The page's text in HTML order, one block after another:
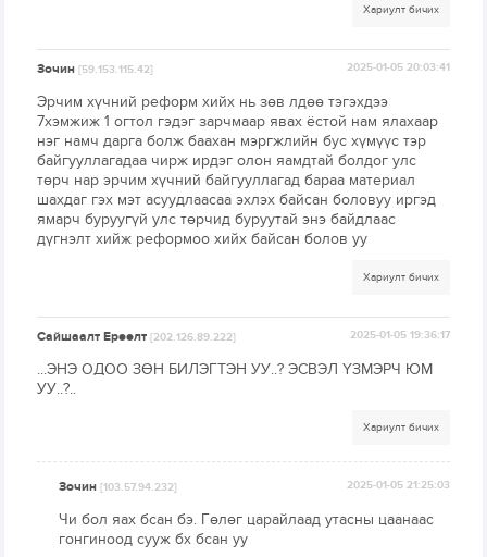
Хариулт бичих
Зочин[59.153.115.42] 2025-01-05 20:03:41
Эрчим хүчний реформ хийх нь зөв лдөө тэгэхдээ
7хэмжиж 1 огтол гэдэг зарчмаар явах ёстой нам ялахаар
нэг намч дарга болж баахан мэргжлийн бус хүмүүс тэр
байгууллагадаа чирж ирдэг олон яамдтай болдог улс
төрч нар эрчим хүчний байгууллагад бараа материал
шахдаг гэх мэт асуудлаасаа эхлэх байсан боловуу иргэд
ямарч буруугүй улс төрчид буруутай энэ байдлаас
дүгнэлт хийж реформоо хийх байсан болов уу
Хариулт бичих
Сайшаалт Ерөөлт[202.126.89.222] 2025-01-05 19:36:17
...ЭНЭ ОДОО ЗӨН БИЛЭГТЭН УУ..? ЭСВЭЛ ҮЗМЭРЧ ЮМ
УУ..?..
Хариулт бичих
Зочин[103.57.94.232] 2025-01-05 21:25:03
Чи бол яах бсан бэ. Гөлөг царайлаад утасны цаанаас
гонгиноод сууж бх бсан уу